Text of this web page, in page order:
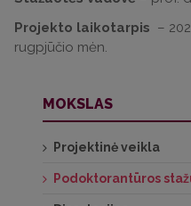
Projekto laikotarpis –
rugpjūčio mėn.
MOKSLAS
Projektinė veikla
Podoktorantūros